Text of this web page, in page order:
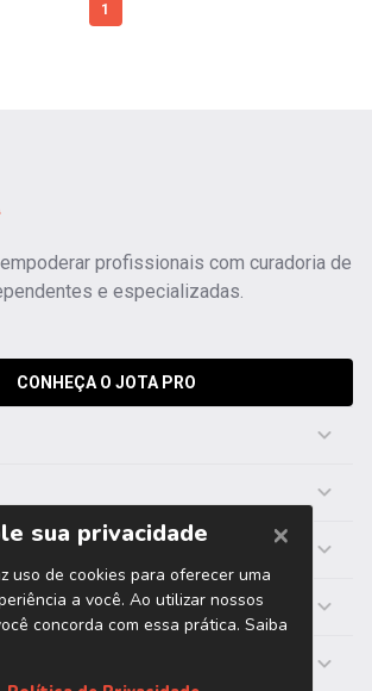
1
profissionais com curadoria de
e especializadas.
CONHEÇA O JOTA PRO